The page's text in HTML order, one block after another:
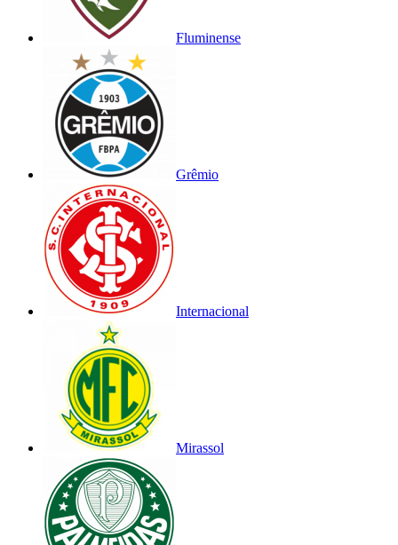
Fluminense
Grêmio
Internacional
Mirassol